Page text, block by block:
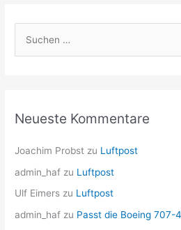
n
:
Neueste Kommentare
Joachim Probst zu Luftpost
admin_haf zu Luftpost
Ulf Eimers zu Luftpost
admin_haf zu Passt die Boeing 707-